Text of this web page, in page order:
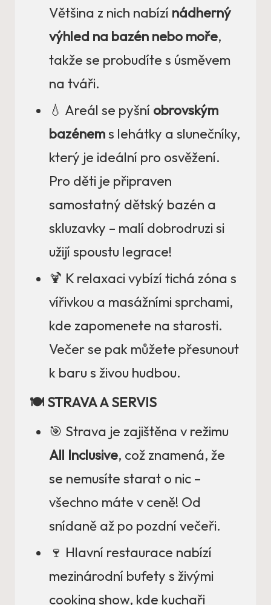
Většina z nich nabízí nádherný
výhled na bazén nebo moře,
takže se probudíte s úsměvem
na tváři.
💧 Areál se pyšní obrovským
bazénems lehátky a slunečníky,
který je ideální pro osvěžení.
Pro děti je připraven
samostatný dětský bazén a
skluzavky – malí dobrodruzi si
užijí spoustu legrace!
🍹 K relaxaci vybízí tichá zóna s
vířivkou a masážními sprchami,
kde zapomenete na starosti.
Večer se pak můžete přesunout
k baru s živou hudbou.
🍽️ STRAVA A SERVIS
🎯 Strava je zajištěna v režimu
All Inclusive, což znamená, že
se nemusíte starat o nic –
všechno máte v ceně! Od
snídaně až po pozdní večeři.
🍷 Hlavní restaurace nabízí
mezinárodní bufety s živými
cooking show, kde kuchaři